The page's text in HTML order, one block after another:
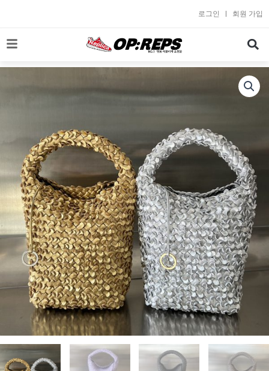
로
로그인 회원 가입